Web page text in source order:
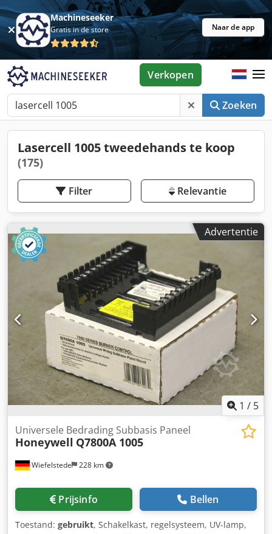
Machineseeker
Gratis in de store Naar de app
Zoeken
Verkopen
Lasercell 1005 tweedehands te koop
(175)
Filter Relevantie
Advertentie
1 / 5
Wiefelstede 228 km
Universele Bedrading Subbasis Paneel
Honeywell Q7800A 1005
Prijsinfo Bellen
Toestand: gebruikt, Schakelkast, regelsysteem, UV-lamp,